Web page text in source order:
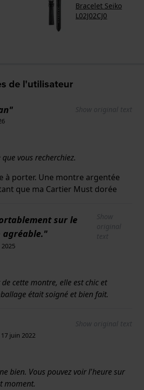
Bracelet Seiko
L02J02CJ0
de l'utilisateur
Show original text
vous recherchiez.
à porter. Une montre argentée
que ma Cartier Must dorée
sur le
agréable."
Show
original
text
cette montre, elle est chic et
était soigné et bien fait.
Show original text
juin 2022
bien. Vous pouvez voir l'heure sur
moment.